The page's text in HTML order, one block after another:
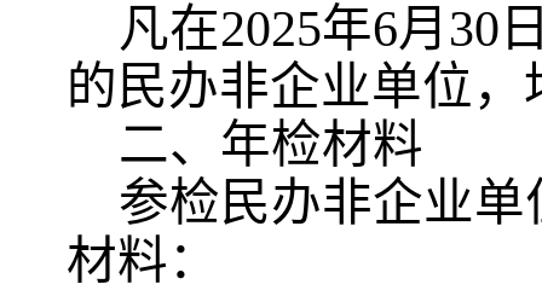
凡在2025年6月30
的民办非企业单位
二、年检材料
参检民办非企业
材料：